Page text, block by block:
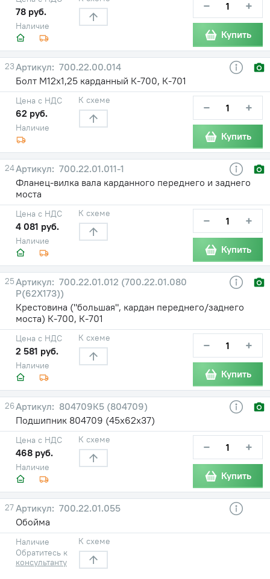
Наличие
78 руб. − +
Купить
23
700.22.00.014
Болт М12х1,25 карданный К-700, К-701
Наличие
Цена с НДС
62 руб.
К схеме − +
Купить
24
700.22.01.011-1
Фланец-вилка вала карданного переднего и заднего
моста
Наличие
Цена с НДС
4 081 руб.
К схеме − +
Купить
25
700.22.01.012 (700.22.01.080
Р(62Х173))
Крестовина ("большая", кардан переднего/заднего
моста) К-700, К-701
Наличие
Цена с НДС
2 581 руб.
К схеме − +
Купить
26
804709К5 (804709)
Подшипник 804709 (45х62х37)
Наличие
Цена с НДС
468 руб.
К схеме − +
Купить
27
700.22.01.055
Обойма
Наличие
Обратитесь к
консультанту
К схеме